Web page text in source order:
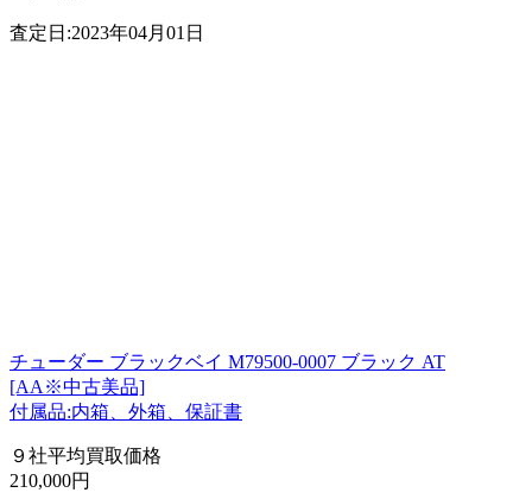
査定日:2023年04月01日
チューダー ブラックベイ M79500-0007 ブラック AT
[AA※中古美品]
付属品:内箱、外箱、保証書
９社平均買取価格
210,000円